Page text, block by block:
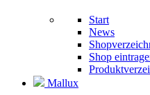
Start
News
Shop
Mallux